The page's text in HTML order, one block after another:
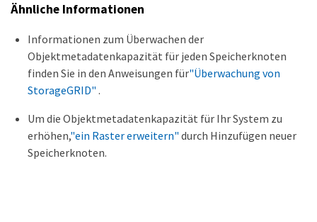
Ähnliche Informationen
Informationen zum Überwachen der
Objektmetadatenkapazität für jeden Speicherknoten
finden Sie in den Anweisungen für"Überwachung von
StorageGRID" .
Um die Objektmetadatenkapazität für Ihr System zu
erhöhen,"ein Raster erweitern" durch Hinzufügen neuer
Speicherknoten.